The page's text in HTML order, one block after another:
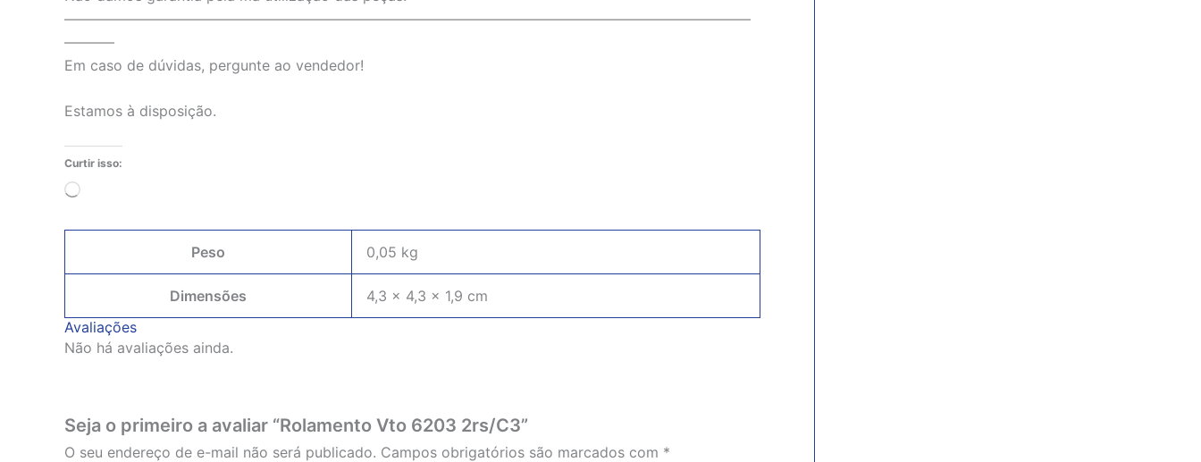
————————————————————————————————————————————————
———–
Em caso de dúvidas, pergunte ao vendedor!
Estamos à disposição.
Curtir isso:
Carregando...
Peso 0,05 kg
Dimensões
4,3 × 4,3 × 1,9 cm
Avaliações
Não há avaliações ainda.
Seja o primeiro a avaliar “Rolamento Vto 6203 2rs/C3”
O seu endereço de e-mail não será publicado. Campos obrigatórios são marcados com *